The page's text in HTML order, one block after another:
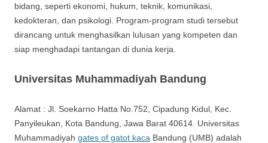
bidang, seperti ekonomi, hukum, teknik, komunikasi,
kedokteran, dan psikologi. Program-program studi tersebut
dirancang untuk menghasilkan lulusan yang kompeten dan
siap menghadapi tantangan di dunia kerja.
Universitas Muhammadiyah Bandung
Alamat : Jl. Soekarno Hatta No.752, Cipadung Kidul, Kec.
Panyileukan, Kota Bandung, Jawa Barat 40614. Universitas
Muhammadiyah gates of gatot kaca Bandung (UMB) adalah